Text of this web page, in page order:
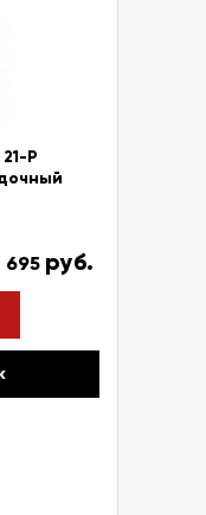
P
695 руб.